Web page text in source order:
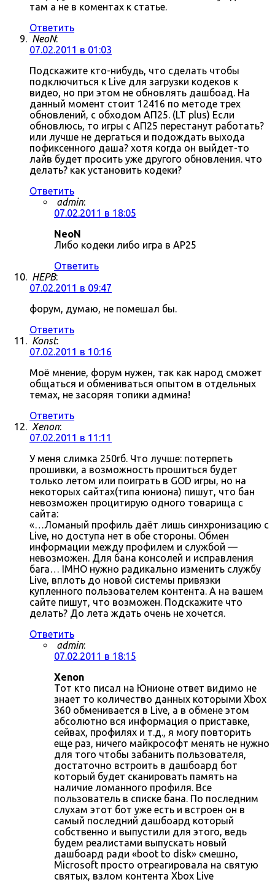
там а не в коментах к статье.
Ответить
NeoN:
07.02.2011 в 01:03
Подскажите кто-нибудь, что сделать чтобы
подключиться к Live для загрузки кодеков к
видео, но при этом не обновлять дашбоад. На
данный момент стоит 12416 по методе трех
обновлений, с обходом АП25. (LT plus) Если
обновлюсь, то игры с АП25 перестанут работать?
или лучше не дергаться и подождать выхода
пофиксенного даша? хотя когда он выйдет-то
лайв будет просить уже другого обновления. что
делать? как установить кодеки?
Ответить
admin:
07.02.2011 в 18:05
NeoN
Либо кодеки либо игра в AP25
Ответить
HEPB:
07.02.2011 в 09:47
форум, думаю, не помешал бы.
Ответить
Konst:
07.02.2011 в 10:16
Моё мнение, форум нужен, так как народ сможет
общаться и обмениваться опытом в отдельных
темах, не засоряя топики админа!
Ответить
Xenon:
07.02.2011 в 11:11
У меня слимка 250гб. Что лучше: потерпеть
прошивки, а возможность прошиться будет
только летом или поиграть в GOD игры, но на
некоторых сайтах(типа юниона) пишут, что бан
невозможен процитирую одного товарища с
сайта:
«…Ломаный профиль даёт лишь синхронизацию с
Live, но доступа нет в обе стороны. Обмен
информации между профилем и службой —
невозможен. Для бана консолей и исправления
бага… IMHO нужно радикально изменить службу
Live, вплоть до новой системы привязки
купленного пользователем контента. А на вашем
сайте пишут, что возможен. Подскажите что
делать? До лета ждать очень не хочется.
Ответить
admin:
07.02.2011 в 18:15
Xenon
Тот кто писал на Юнионе ответ видимо не
знает то количество данных которыми Xbox
360 обменивается в Live, а в обмене этом
абсолютно вся информация о приставке,
сейвах, профилях и т.д., я могу повторить
еще раз, ничего майкрософт менять не нужно
для того чтобы забанить пользователя,
достаточно встроить в дашбоард бот
который будет сканировать память на
наличие ломанного профиля. Все
пользователь в списке бана. По последним
слухам этот бот уже есть и встроен он в
самый последний дашбоард который
собственно и выпустили для этого, ведь
будем реалистами выпускать новый
дашбоард ради «boot to disk» смешно,
Microsoft просто отреагировала на святую
святых, взлом контента Xbox Live